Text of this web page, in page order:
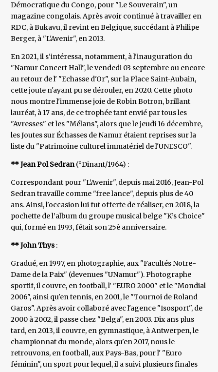
Démocratique du Congo, pour "Le Souverain", un
magazine congolais. Après avoir continué à travailler en
RDC, à Bukavu, il revint en Belgique, succédant à Philipe
Berger, à "L'Avenir", en 2013.
En 2021, il s'intéressa, notamment, à l'inauguration du
"Namur Concert Hall", le vendedi 03 septembre ou encore
au retour de l' "Echasse d'Or", sur la Place Saint-Aubain,
cette joute n'ayant pu se dérouler, en 2020. Cette photo
nous montre l'immense joie de Robin Botron, brillant
lauréat, à 17 ans, de ce trophée tant envié par tous les
"Avresses" et les "Mélans", alors que le jeudi 16 décembre,
les Joutes sur Échasses de Namur étaient reprises sur la
liste du "Patrimoine culturel immatériel de l'UNESCO".
** Jean Pol Sedran(°Dinant/1964) :
Correspondant pour "L’Avenir", depuis mai 2016, Jean-Pol
Sedran travaille comme "free lance", depuis plus de 40
ans. Ainsi, l'occasion lui fut offerte de réaliser, en 2018, la
pochette de l’album du groupe musical belge "K’s Choice"
qui, formé en 1993, fêtait son 25è anniversaire.
** John Thys:
Gradué, en 1997, en photographie, aux "Facultés Notre-
Dame de la Paix" (devenues "UNamur"). Photographe
sportif, il couvre, en football, l' "EURO 2000" et le "Mondial
2006", ainsi qu'en tennis, en 2001, le "Tournoi de Roland
Garos". Après avoir collaboré avec l'agence "Isosport", de
2000 à 2002, il passe chez "Belga", en 2003. Dix ans plus
tard, en 2013, il couvre, en gymnastique, à Antwerpen, le
championnat du monde, alors qu'en 2017, nous le
retrouvons, en football, aux Pays-Bas, pour l' "Euro
féminin", un sport pour lequel, il a suivi plusieurs finales